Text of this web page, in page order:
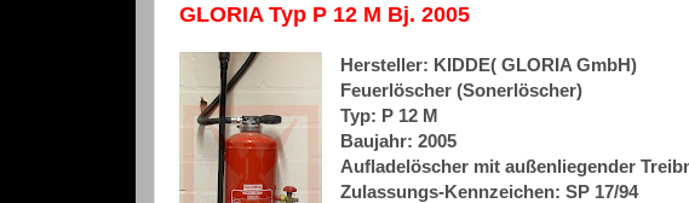
GLORIA Typ P 12 M Bj. 2005
Hersteller: KIDDE( GLORIA GmbH)
Feuerlöscher (Sonerlöscher)
Typ: P 12 M
Baujahr: 2005
Aufladelöscher mit außenliegender
Zulassungs-Kennzeichen: SP 17/94